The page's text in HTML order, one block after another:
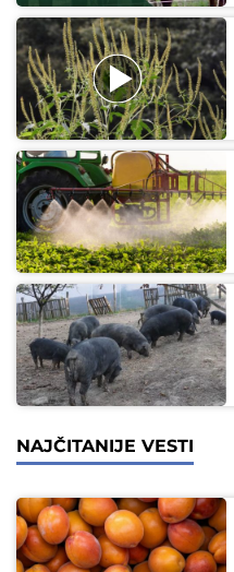
NAJČITANIJE VESTI